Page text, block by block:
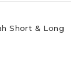
Short & Long